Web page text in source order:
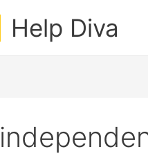
Help Diva